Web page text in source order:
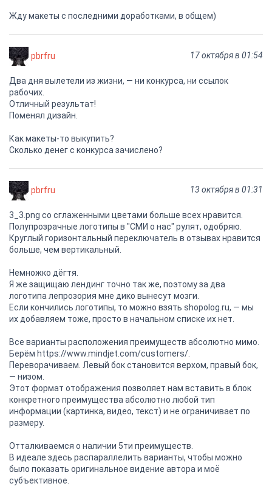
Жду макеты с последними доработками, в общем)
17 октября в 01:54
pbrfru
Два дня вылетели из жизни, — ни конкурса, ни ссылок
рабочих.
Отличный результат!
Поменял дизайн.
Как макеты-то выкупить?
Сколько денег с конкурса зачислено?
13 октября в 01:31
pbrfru
3_3.png со сглаженными цветами больше всех нравится.
Полупрозрачные логотипы в "СМИ о нас" рулят, одобряю.
Круглый горизонтальный переключатель в отзывах нравится
больше, чем вертикальный.
Немножко дёгтя.
Я же защищаю лендинг точно так же, поэтому за два
логотипа лепрозория мне дико вынесут мозги.
Если кончились логотипы, то можно взять shopolog.ru, — мы
их добавляем тоже, просто в начальном списке их нет.
Все варианты расположения преимуществ абсолютно мимо.
Берём https://www.mindjet.com/customers/.
Переворачиваем. Левый бок становится верхом, правый бок,
— низом.
Этот формат отображения позволяет нам вставить в блок
конкретного преимущества абсолютно любой тип
информации (картинка, видео, текст) и не ограничивает по
размеру.
Отталкиваемся о наличии 5ти преимуществ.
В идеале здесь распараллелить варианты, чтобы можно
было показать оригинальное видение автора и моё
субъективное.